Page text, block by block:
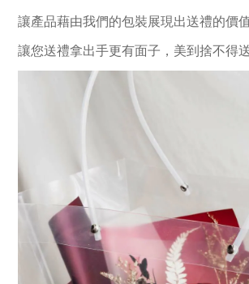
讓產品藉由我們的包裝展現出送禮的價
讓您送禮拿出手更有面子，美到捨不得